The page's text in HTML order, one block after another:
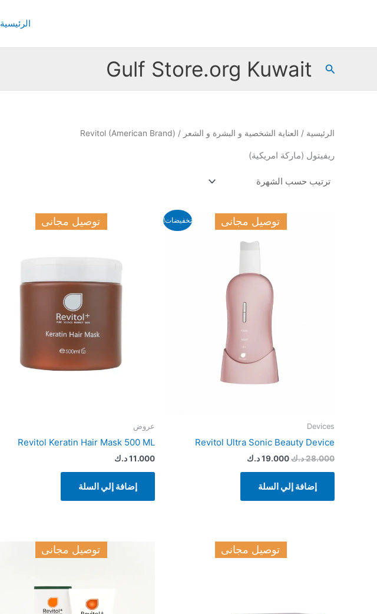
الرئيسية
البحثGulf Store.org Kuwait
الرئيسية / العناية الشخصية و البشرة و الشعر / Revitol (American Brand)
ريفيتول (ماركة امريكية)
تخفيضات! توصيل مجانى
Devices
Revitol Ultra Sonic Beauty Device
28.000د.ك
السعر
الأصلي
19.000د.ك
السعر
الحالي
إضافة إلي السلة
توصيل مجانى
عروض
Revitol Keratin Hair Mask 500 ML
11.000د.ك
إضافة إلي السلة
توصيل مجانى توصيل مجانى